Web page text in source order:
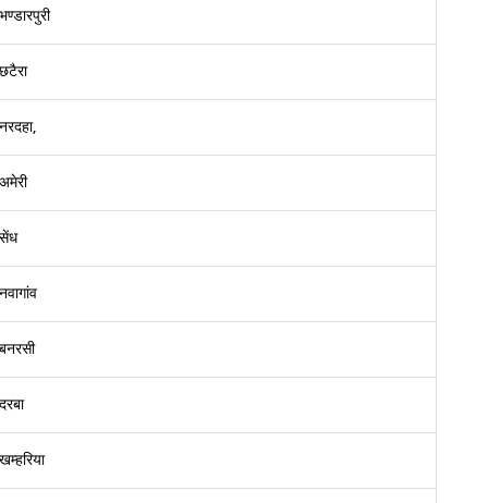
भण्डारपुरी
छटैरा
नरदहा,
अमेरी
सेंध
नवागांव
बनरसी
दरबा
खम्हरिया